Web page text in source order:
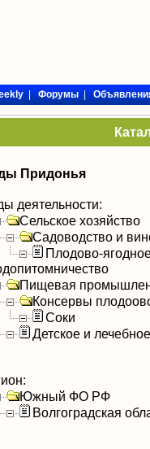
|Форумы|
Придонья
деятельности:
Сельское хозяйство
Садоводство и
Плодово-
Пищевая
Консервы
Соки
Детское и
Южный ФО РФ
Волгоградская